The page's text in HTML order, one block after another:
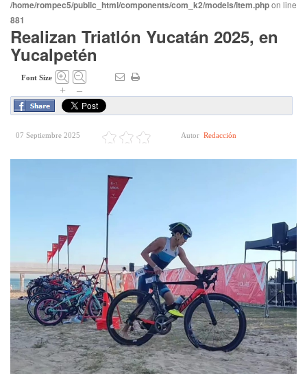
/home/rompec5/public_html/components/com_k2/models/item.phpon line
881
Realizan Triatlón Yucatán 2025, en
Yucalpetén
Font Size
+ –
07 Septiembre 2025 Autor Redacción